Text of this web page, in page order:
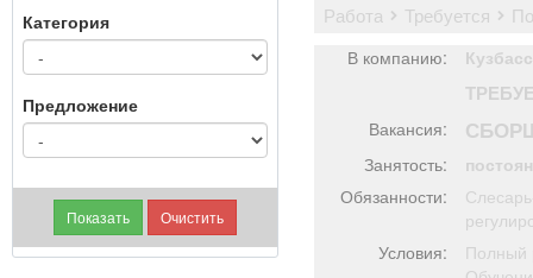
Категория
Предложение
работа требуется
В компанию:
Вакансия:
Занятость:
Обязанности:
Условия:
Полный